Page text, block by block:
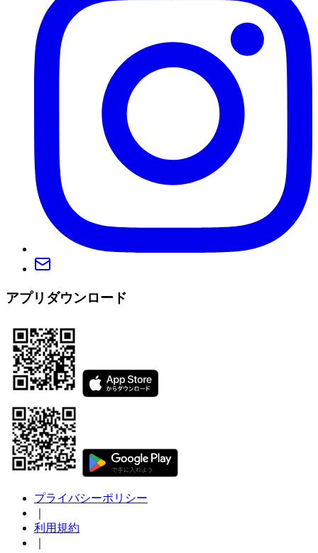
アプリダウンロード
プライバシーポリシー
利用規約